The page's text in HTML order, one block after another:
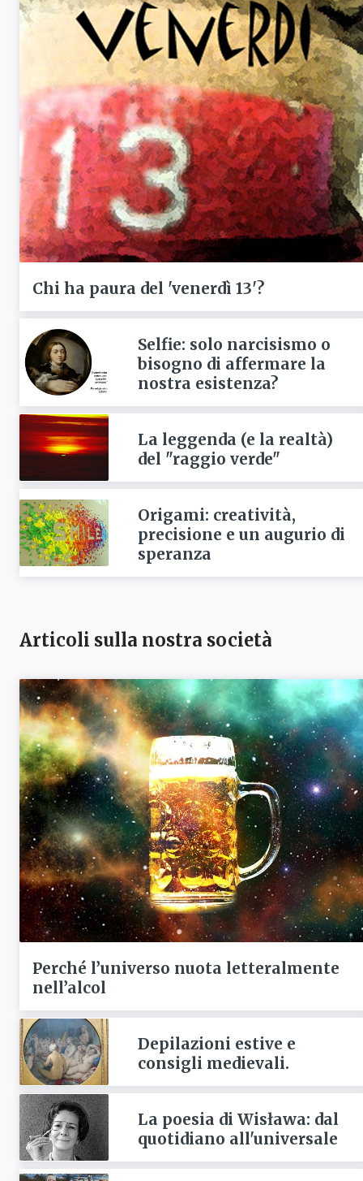
Chi ha paura del 'venerdì 13'?
Selfie: solo narcisismo o
bisogno di affermare la
nostra esistenza?
La leggenda (e la realtà)
del "raggio verde"
Origami: creatività,
precisione e un augurio di
speranza
Articoli sulla nostra società
Perché l’universo nuota letteralmente
nell’alcol
Depilazioni estive e
consigli medievali.
La poesia di Wisława: dal
quotidiano all'universale